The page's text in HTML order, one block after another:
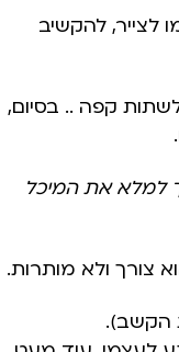
לצייר, להקשיב
קפה .. בסיום,
למלא את המיכל
צורך ולא מותרות.
הקשב).